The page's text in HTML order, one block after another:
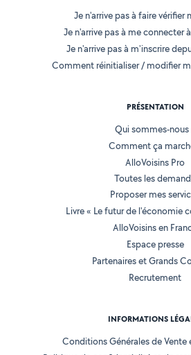
Je n'arrive pas à faire vérifier
Je n'arrive pas à me connecter
Je n'arrive pas à m'inscrire
Comment réinitialiser / modifier
PRÉSENTATION
Qui sommes-nous
Comment ça
AlloVoisins Pro
Toutes les
Proposer mes
Livre « Le futur de l'économie
AlloVoisins en
Espace presse
Partenaires et Grands
Recrutement
INFORMATIONS
Conditions Générales de